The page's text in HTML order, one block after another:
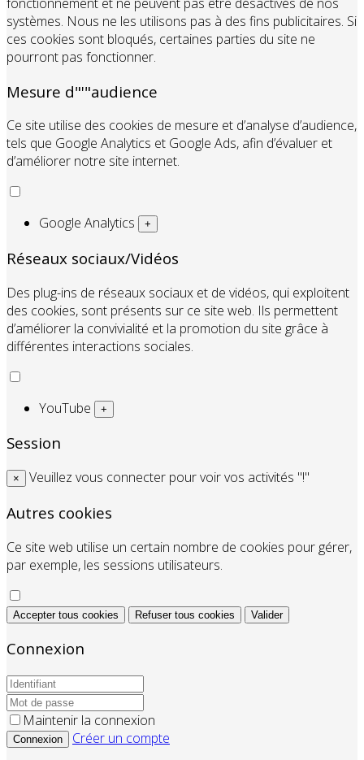
systèmes. Nous ne les utilisons pas à des fins publicitaires. Si
ces cookies sont bloqués, certaines parties du site ne
pourront pas fonctionner.
Mesure d"'"audience
Ce site utilise des cookies de mesure et d’analyse d’audience,
tels que Google Analytics et Google Ads, afin d’évaluer et
d’améliorer notre site internet.
Google Analytics +
Réseaux sociaux/Vidéos
Des plug-ins de réseaux sociaux et de vidéos, qui exploitent
des cookies, sont présents sur ce site web. Ils permettent
d’améliorer la convivialité et la promotion du site grâce à
différentes interactions sociales.
YouTube +
Session
× Veuillez vous connecter pour voir vos activités "!"
Autres cookies
Ce site web utilise un certain nombre de cookies pour gérer,
par exemple, les sessions utilisateurs.
Accepter tous cookies Refuser tous cookies Valider
Connexion
Maintenir la connexion
Connexion
Créer un compte